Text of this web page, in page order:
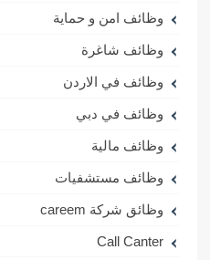
وظائف امن و حماية
وظائف شاغرة
وظائف في الاردن
وظائف في دبي
وظائف مالية
وظائف مستشفيات
وظائق شركة careem
Call Canter